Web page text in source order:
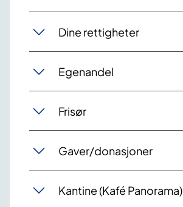
Dine rettigheter
Egenandel
Frisør
Gaver/donasjoner
Kantine (Kafé Panorama)